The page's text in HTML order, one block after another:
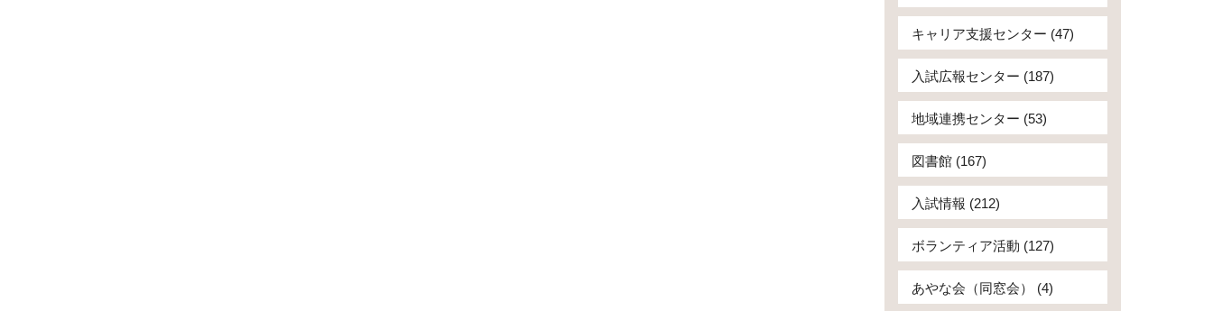
キャリア支援センター (47)
入試広報センター (187)
地域連携センター (53)
図書館 (167)
入試情報 (212)
ボランティア活動 (127)
あやな会（同窓会） (4)